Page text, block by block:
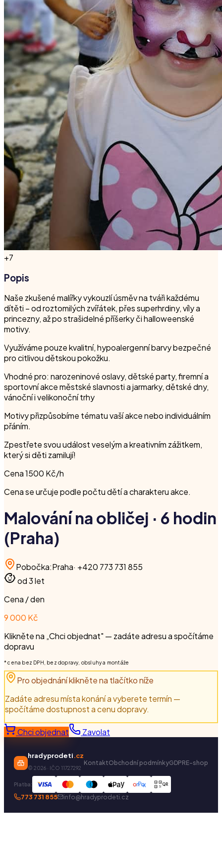
+7
Popis
Naše zkušené malířky vykouzlí úsměv na tváři každému
dítěti – od roztomilých zvířátek, přes superhrdiny, víly a
princezny, až po strašidelné příšerky či halloweenské
motivy.
Využíváme pouze kvalitní, hypoalergenní barvy bezpečné
pro citlivou dětskou pokožku.
Vhodné pro: narozeninové oslavy, dětské party, firemní a
sportovní akce městské slavnosti a jarmarky, dětské dny,
vánoční i velikonoční trhy
Motivy přizpůsobíme tématu vaší akce nebo individuálním
přáním.
Zpestřete svou událost veselým a kreativním zážitkem,
který si děti zamilují!
Cena 1500 Kč/h
Cena se určuje podle počtu dětí a charakteru akce.
Malování na obličej · 6 hodin
(Praha)
Pobočka:Praha· +420 773 731 855
od 3 let
Cena / den
9 000 Kč
Klikněte na „Chci objednat" — zadáte adresu a spočítáme
dopravu
* cena bez DPH, bez dopravy, obsluhy a montáže
Pro objednání klikněte na tlačítko níže
Zadáte adresu místa konání a vyberete termín —
spočítáme dostupnost a cenu dopravy.
Chci objednat Zavolat
hradyprodeti.cz
© 2026 · IČO 11727292
KontaktObchodní podmínkyGDPRE-shop
Platba: QR
773 731 855 info@hradyprodeti.cz